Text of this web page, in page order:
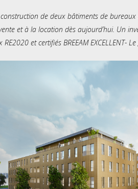
de deux bâtiments de
et à la location dès aujourd’hui. Un
et certifiés BREEAM